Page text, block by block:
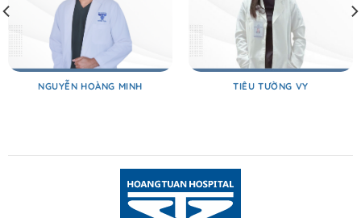
NGUYỄN HOÀNG MINH TIÊU TƯỜNG VY